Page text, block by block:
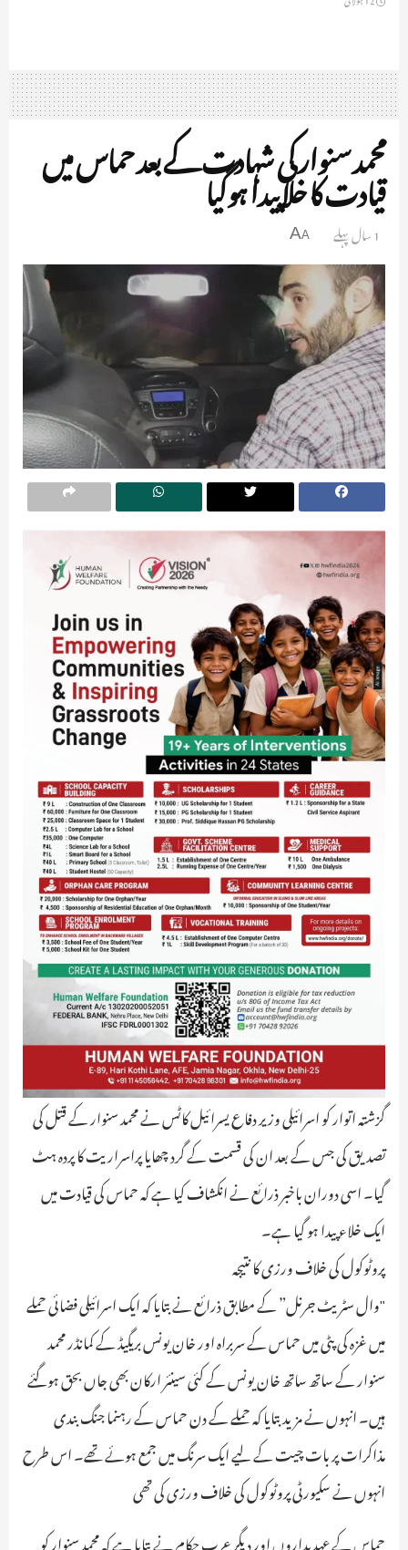
محمد سنوار کی شہادت کے بعد حماس میں
قیادت کا خلا پیدا ہوگیا
1 سال پہلے A
A
گزشتہ اتوار کو اسرائیلی وزیر دفاع یسرائیل کاٹس نے محمد سنوار کے قتل کی
تصدیق کی جس کے بعد ان کی قسمت کے گرد چھایا پراسراریت کا پردہ ہٹ
گیا۔ اسی دوران باخبر ذرائع نے انکشاف کیا ہے کہ حماس کی قیادت میں
ایک خلاء پیدا ہو گیا ہے۔
پروٹوکول کی خلاف ورزی کا نتیجہ
"وال سٹریٹ جرنل” کے مطابق ذرائع نے بتایا کہ ایک اسرائیلی فضائی حملے
میں غزہ کی پٹی میں حماس کے سربراہ اور خان یونس بریگیڈ کے کمانڈر محمد
سنوار کے ساتھ ساتھ خان یونس کے کئی سینئر ارکان بھی جاں بحق ہوگئے
ہیں۔ انہوں نے مزید بتایا کہ حملے کے دن حماس کے رہنما جنگ بندی
مذاکرات پر بات چیت کے لیے ایک سرنگ میں جمع ہوئے تھے۔ اس طرح
انہوں نے سکیورٹی پروٹوکول کی خلاف ورزی کی تھی
حماس کے عہدیداروں اور دیگر عرب حکام نے بتایا ہے کہ محمد سنوار کو